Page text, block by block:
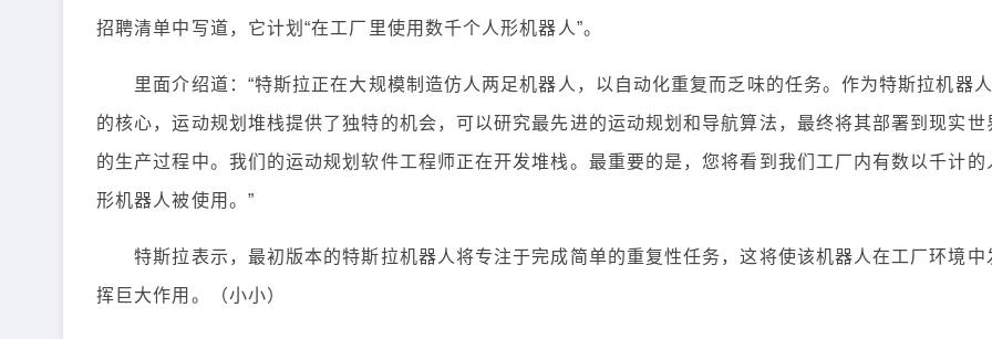
招聘清单中写道，它计划“在工厂里使用数千个人形机器人”。
里面介绍道：“特斯拉正在大规模制造仿人两足机器人，以自动化重复而乏味的任务。作为特斯拉机器人
的核心，运动规划堆栈提供了独特的机会，可以研究最先进的运动规划和导航算法，最终将其部署到现实世
的生产过程中。我们的运动规划软件工程师正在开发堆栈。最重要的是，您将看到我们工厂内有数以千计的
形机器人被使用。”
特斯拉表示，最初版本的特斯拉机器人将专注于完成简单的重复性任务，这将使该机器人在工厂环境中
挥巨大作用。（小小）